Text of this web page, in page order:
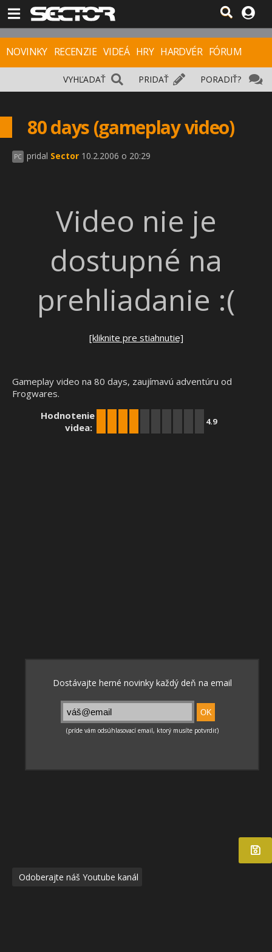
NOVINKY RECENZIE VIDEÁ HRY HARDVÉR FÓRUM
PORADIŤ?
PRIDAŤ
VYHĽADAŤ
80 days (gameplay video)
PC pridal Sector 10.2.2006 o 20:29
Video nie je
dostupné na
prehliadanie :(
[kliknite pre stiahnutie]
Gameplay video na 80 days, zaujímavú adventúru od
Frogwares.
Hodnotenie
videa:
4.9
Odoberajte náš Youtube kanál